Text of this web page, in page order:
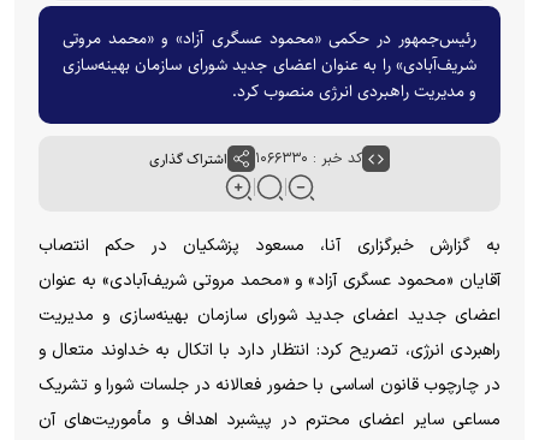
رئیس‌جمهور در حکمی «محمود عسگری آزاد» و «محمد مروتی
شریف‌آبادی» را به عنوان اعضای جدید شورای سازمان بهینه‌سازی
و مدیریت راهبردی انرژی منصوب کرد.
کد خبر : ۱۰۶۶۳۳۰ اشتراک گذاری
به گزارش خبرگزاری آنا، مسعود پزشکیان
در حکم انتصاب
آقایان «محمود عسگری آزاد» و «محمد مروتی شریف‌آبادی» به عنوان
اعضای جدید اعضای جدید شورای سازمان بهینه‌سازی و مدیریت
راهبردی انرژی، تصریح کرد: انتظار دارد با اتکال به خداوند متعال و
در چارچوب قانون اساسی با حضور فعالانه در جلسات شورا و تشریک
مساعی سایر اعضای محترم در پیشبرد اهداف و مأموریت‌های آن